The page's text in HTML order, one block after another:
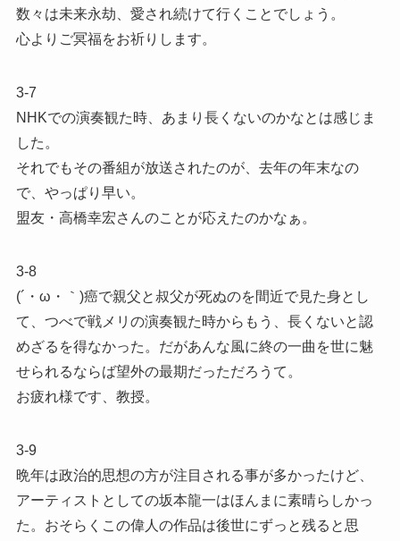
数々は未来永劫、愛され続けて行くことでしょう。
心よりご冥福をお祈りします。
3-7
NHKでの演奏観た時、あまり長くないのかなとは感じま
した。
それでもその番組が放送されたのが、去年の年末なの
で、やっぱり早い。
盟友・高橋幸宏さんのことが応えたのかなぁ。
3-8
(´・ω・｀)癌で親父と叔父が死ぬのを間近で見た身とし
て、つべで戦メリの演奏観た時からもう、長くないと認
めざるを得なかった。だがあんな風に終の一曲を世に魅
せられるならば望外の最期だっただろうて。
お疲れ様です、教授。
3-9
晩年は政治的思想の方が注目される事が多かったけど、
アーティストとしての坂本龍一はほんまに素晴らしかっ
た。おそらくこの偉人の作品は後世にずっと残ると思